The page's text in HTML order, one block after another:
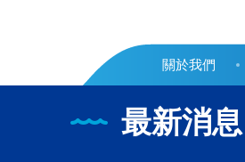
關於我們
最新消息